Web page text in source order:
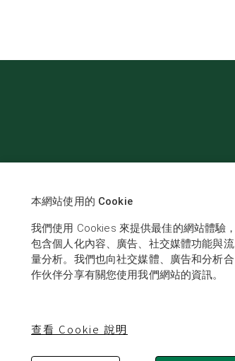
本網站使用的 Cookie
我們使用 Cookies 來提供最佳的網站體驗，
包含個人化內容、廣告、社交媒體功能與流
量分析。我們也向社交媒體、廣告和分析合
作伙伴分享有關您使用我們網站的資訊。
查看 Cookie 說明